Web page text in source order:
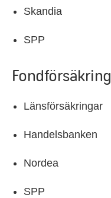
Skandia
SPP
Fondförsäkring
Länsförsäkringar
Handelsbanken
Nordea
SPP